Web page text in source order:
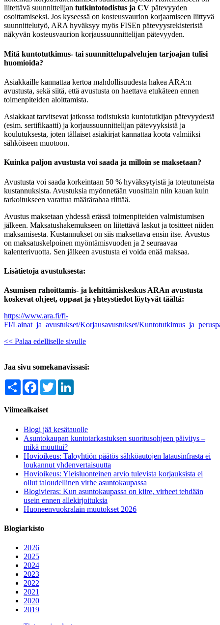
liitettävä suunnittelijan tutkintotodistus ja CV pätevyyden
osoittamiseksi. Jos kyseessä on kosteusvaurion korjaamiseen liittyvä
suunnittelutyö, ARA hyväksyy myös FISEn pätevyysrekisteristä
näkyvän kosteusvaurion korjaussuunnittelijan pätevyyden.
Mitä kuntotutkimus- tai suunnittelupalvelujen tarjoajan tulisi
huomioida?
Asiakkaille kannattaa kertoa mahdollisuudesta hakea ARA:n
avustusta, sekä siitä, että avustusta on haettava etukäteen ennen
toimenpiteiden aloittamista.
Asiakkaat tarvitsevat jatkossa todistuksia kuntotutkijan pätevyydestä
(esim. sertifikaatti) ja korjaussuunnittelijan pätevyyksistä ja
koulutuksesta, joten tällaiset asiakirjat kannattaa koota valmiiksi
sähköiseen muotoon.
Kuinka paljon avustusta voi saada ja milloin se maksetaan?
Avustusta voi saada korkeintaan 50 % hyväksytyistä ja toteutuneista
kustannuksista. Avustuksia myönnetään vuosittain niin kauan kuin
tarkoitukseen varattua määrärahaa riittää.
Avustus maksetaan yhdessä erässä toimenpiteiden valmistumisen
jälkeen. Maksatushakemukseen on liitettävä laskut ja tositteet niiden
maksamisesta. Kustannukset on siis maksettava ensin itse. Avustus
on maksatuskelpoinen myöntämisvuoden ja 2 seuraavaa
kalenterivuotta. Sen jälkeen avustusta ei voida enää maksaa.
Lisätietoja avustuksesta:
Asumisen rahoittamis- ja kehittämiskeskus ARAn avustusta
koskevat ohjeet, oppaat ja yhteystiedot löytyvät täältä:
https://www.ara.fi/fi-
FI/Lainat_ja_avustukset/Korjausavustukset/
<< Palaa edelliselle sivulle
Jaa sivu somekanavissasi:
Share FacebookTwitter
Viimeaikaiset
Blogi jää kesätauolle
Asuntokaupan kuntotarkastuksen suoritusohjeen päivitys –
mikä muuttui?
Hovioikeus: Taloyhtiön päätös sähköautojen latausinfrasta ei
loukannut yhdenvertaisuutta
Hovioikeus: Yleisluonteinen arvio tulevista korjauksista ei
ollut taloudellinen virhe asuntokaupassa
Blogivieras: Kun asuntokaupassa on kiire, virheet tehdään
usein ennen allekirjoituksia
Huoneenvuokralain muutokset 2026
Blogiarkisto
2026
2025
2024
2023
2022
2021
2020
2019